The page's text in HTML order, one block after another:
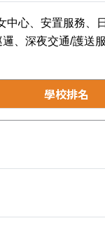
心、安置服務、
、深夜交通/護送
學校排名